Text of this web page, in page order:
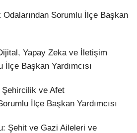
Odalarından Sorumlu İlçe Başkan
Yapay Zeka ve İletişim
Başkan Yardımcısı
ve Afet
İlçe Başkan Yardımcısı
Şehit ve Gazi Aileleri ve